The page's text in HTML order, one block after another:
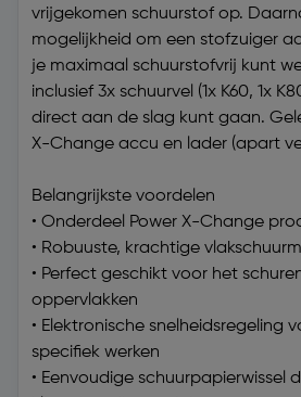
vrijgekomen schuurstof op.
mogelijkheid om een ​​stofzuiger
je maximaal schuurstofvrij kunt
inclusief 3x schuurvel (1x K60, 1x
direct aan de slag kunt gaan.
X-Change accu en lader (apart
Belangrijkste voordelen
• Onderdeel Power X-Change
• Robuuste, krachtige
• Perfect geschikt voor het
oppervlakken
• Elektronische snelheidsregeling
specifiek werken
• Eenvoudige schuurpapierwissel